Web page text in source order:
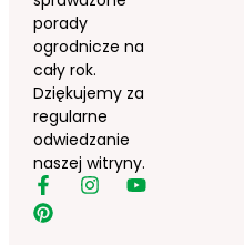
porady
ogrodnicze na
cały rok.
Dziękujemy za
regularne
odwiedzanie
naszej witryny.